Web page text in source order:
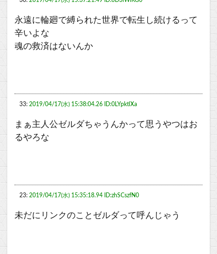
永遠に輪廻で縛られた世界で転生し続けるって
辛いよな
魂の救済はないんか
33: 2019/04/17(水) 15:38:04.26 ID:0LYpktlXa
まぁ主人公ゼルダちゃうんかって思うやつはお
るやろな
23: 2019/04/17(水) 15:35:18.94 ID:zhSCszfN0
未だにリンクのことゼルダって呼んじゃう